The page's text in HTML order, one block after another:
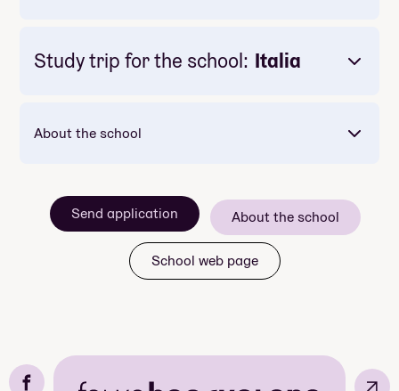
Study trip for the school: Italia
About the school
Send application About the school
School web page